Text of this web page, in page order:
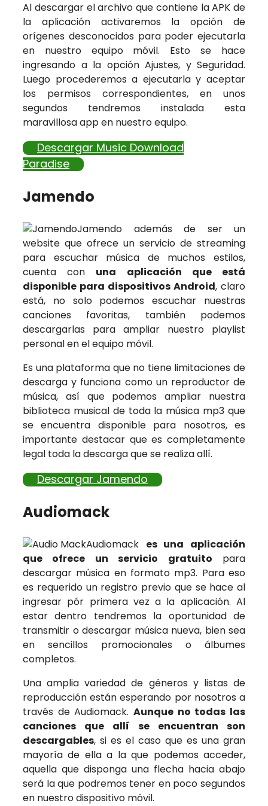
Al descargar el archivo que contiene la APK de
la aplicación activaremos la opción de
orígenes desconocidos para poder ejecutarla
en nuestro equipo móvil. Esto se hace
ingresando a la opción Ajustes, y Seguridad.
Luego procederemos a ejecutarla y aceptar
los permisos correspondientes, en unos
segundos tendremos instalada esta
maravillosa app en nuestro equipo.
Descargar Music Download
Paradise
Jamendo
Jamendo además de ser un
website que ofrece un servicio de streaming
para escuchar música de muchos estilos,
cuenta con una aplicación que está
disponible para dispositivos Android, claro
está, no solo podemos escuchar nuestras
canciones favoritas, también podemos
descargarlas para ampliar nuestro playlist
personal en el equipo móvil.
Es una plataforma que no tiene limitaciones de
descarga y funciona como un reproductor de
música, así que podemos ampliar nuestra
biblioteca musical de toda la música mp3 que
se encuentra disponible para nosotros, es
importante destacar que es completamente
legal toda la descarga que se realiza allí.
Descargar Jamendo
Audiomack
Audiomack es una aplicación
que ofrece un servicio gratuito para
descargar música en formato mp3. Para eso
es requerido un registro previo que se hace al
ingresar pór primera vez a la aplicación. Al
estar dentro tendremos la oportunidad de
transmitir o descargar música nueva, bien sea
en sencillos promocionales o álbumes
completos.
Una amplia variedad de géneros y listas de
reproducción están esperando por nosotros a
través de Audiomack. Aunque no todas las
canciones que allí se encuentran son
descargables, si es el caso que es una gran
mayoría de ella a la que podemos acceder,
aquella que disponga una flecha hacia abajo
será la que podremos tener en poco segundos
en nuestro dispositivo móvil.